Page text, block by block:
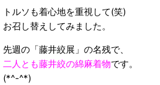
トルソも着心地を重視して(笑)
お召し替えしてみました。
先週の「藤井絞展」の名残で、
二人とも藤井絞の綿麻着物です。
(*^-^*)